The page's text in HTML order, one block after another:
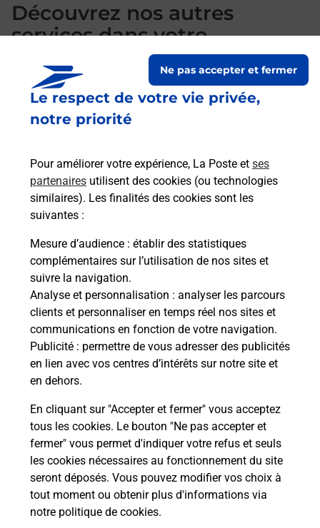
Le respect de votre vie privée,
notre priorité
Pour améliorer votre expérience, La Poste et ses
partenaires utilisent des cookies (ou technologies
similaires). Les finalités des cookies sont les
suivantes :
Mesure d’audience : établir des statistiques
complémentaires sur l’utilisation de nos sites et
suivre la navigation.
Analyse et personnalisation : analyser les parcours
clients et personnaliser en temps réel nos sites et
communications en fonction de votre navigation.
Publicité : permettre de vous adresser des publicités
en lien avec vos centres d’intérêts sur notre site et
en dehors.
En cliquant sur "Accepter et fermer" vous acceptez
tous les cookies. Le bouton "Ne pas accepter et
fermer" vous permet d'indiquer votre refus et seuls
les cookies nécessaires au fonctionnement du site
seront déposés. Vous pouvez modifier vos choix à
tout moment ou obtenir plus d'informations via
notre politique de cookies.
Ne pas accepter et fermer
Découvrez nos autres
services dans votre
département Ardennes
Souscrire à la téléassistance
Vous cherchez une téléassistance, téléalarme dans
le département Ardennes ?
Découvrez nos offres.
En savoir plus
Localiser Liste
Liste - examen code de la route
Ardennes - examen code de la route